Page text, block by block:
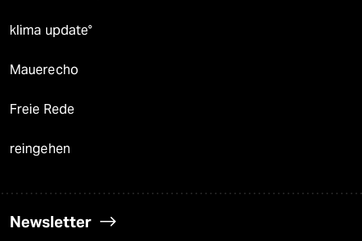
klima update°
Mauerecho
Freie Rede
reingehen
Newsletter